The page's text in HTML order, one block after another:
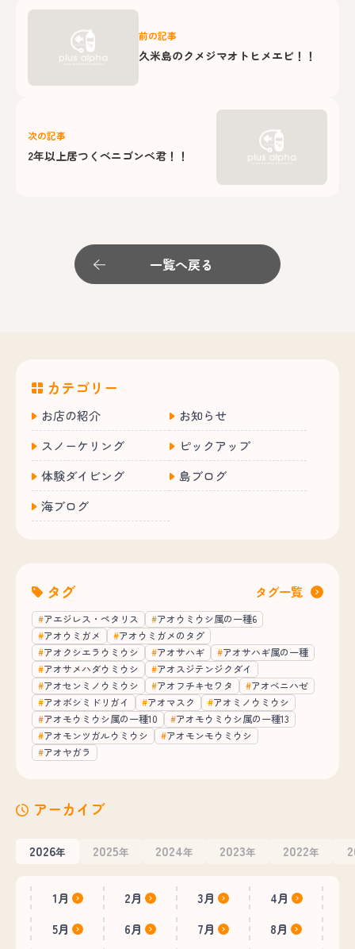
前の記事
久米島のクメジマオトヒメエビ！！
次の記事
2年以上居つくベニゴンベ君！！
一覧へ戻る
カテゴリー
お店の紹介
お知らせ
スノーケリング
ピックアップ
体験ダイビング
島ブログ
海ブログ
タグ タグ一覧
アエジレス・ペタリス
アオウミウシ属の一種6
アオウミガメ
アオウミガメのタグ
アオクシエラウミウシ
アオサハギ
アオサハギ属の一種
アオサメハダウミウシ
アオスジテンジクダイ
アオセンミノウミウシ
アオフチキセワタ
アオベニハゼ
アオボシミドリガイ
アオマスク
アオミノウミウシ
アオモウミウシ属の一種10
アオモウミウシ属の一種13
アオモンツガルウミウシ
アオモンモウミウシ
アオヤガラ
アーカイブ
2026年 2025年 2024年 2023年 2022年
1月 2月 3月
4月
5月
6月 7月
8月